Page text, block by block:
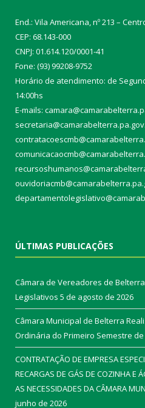
End.: Vila Americana, nº 213 –
CEP: 68.143-000
CNPJ: 01.614.120/0001-41
Fone: (93) 99208-9752
Horário de atendimento: de
14:00hs
E-mails:
ÚLTIMAS PUBLICAÇÕES
Câmara de Vereadores de
Legislativos 5 de agosto de 2026
Câmara Municipal de Belterra
Ordinária do Primeiro Semestre de
CONTRATAÇÃO DE EMPRESA
RECARGAS DE GÁS DE COZINHA E
AS NECESSIDADES DA CÂMARA
junho de 2026